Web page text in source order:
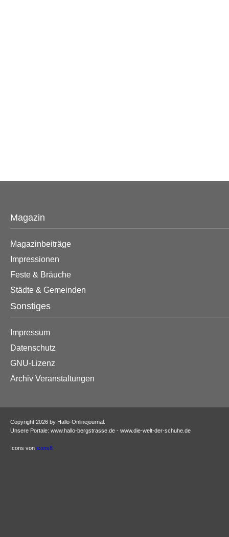
Magazin
Magazinbeiträge
Impressionen
Feste & Bräuche
Städte & Gemeinden
Sonstiges
Impressum
Datenschutz
GNU-Lizenz
Archiv Veranstaltungen
Copyright 2026 by Hallo-Onlinejournal.
Unsere Portale: www.hallo-bergstrasse.de - www.die-welt-der-schuhe.de
Icons von icons8